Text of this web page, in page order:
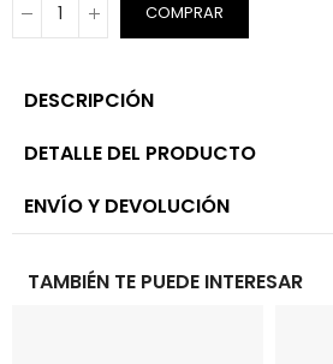
COMPRAR
DESCRIPCIÓN
DETALLE DEL PRODUCTO
ENVÍO Y DEVOLUCIÓN
TAMBIÉN TE PUEDE INTERESAR